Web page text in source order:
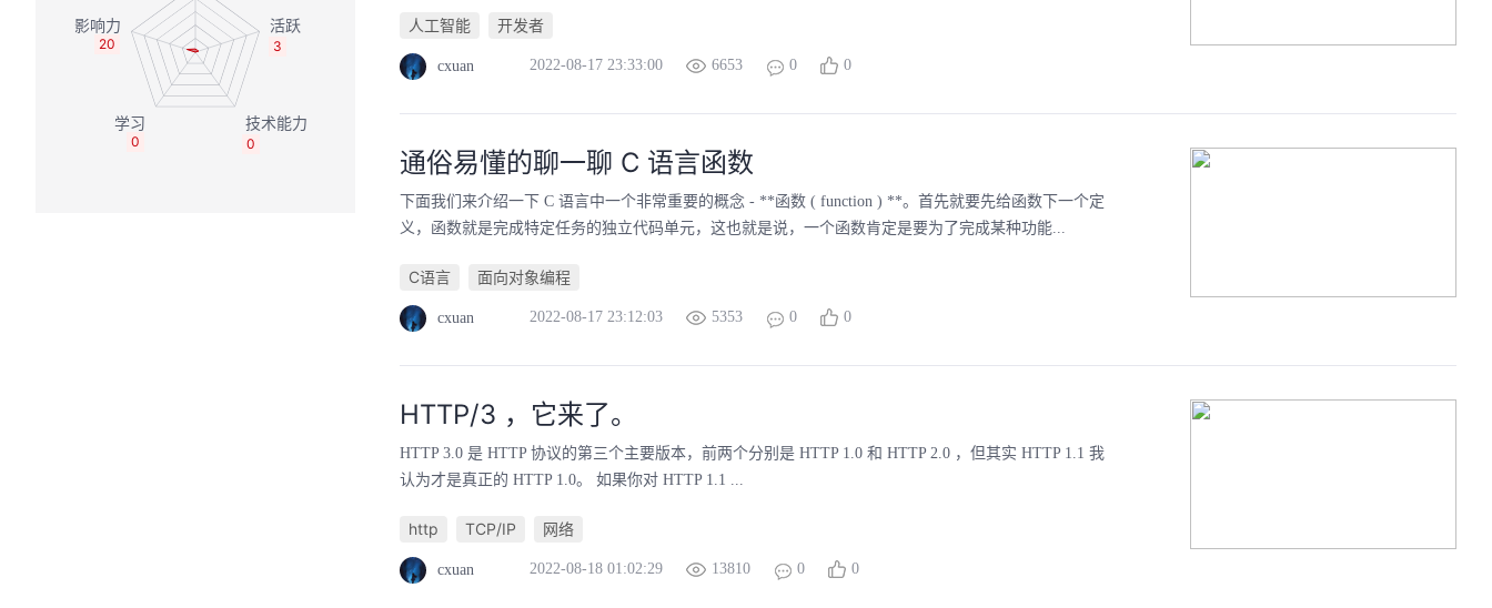
3
0
0
20
人工智能 开发者
cxuan 2022-08-17 23:33:00 6653 0 0
通俗易懂的聊一聊 C 语言函数
下面我们来介绍一下 C 语言中一个非常重要的概念 - **函数 ( function ) **。首先就要先给函数下一个定
义，函数就是完成特定任务的独立代码单元，这也就是说，一个函数肯定是要为了完成某种功能...
C语言 面向对象编程
cxuan 2022-08-17 23:12:03 5353 0 0
HTTP/3 ，它来了。
HTTP 3.0 是 HTTP 协议的第三个主要版本，前两个分别是 HTTP 1.0 和 HTTP 2.0 ，但其实 HTTP 1.1 我
认为才是真正的 HTTP 1.0。 如果你对 HTTP 1.1 ...
http TCP/IP 网络
cxuan 2022-08-18 01:02:29 13810 0 0